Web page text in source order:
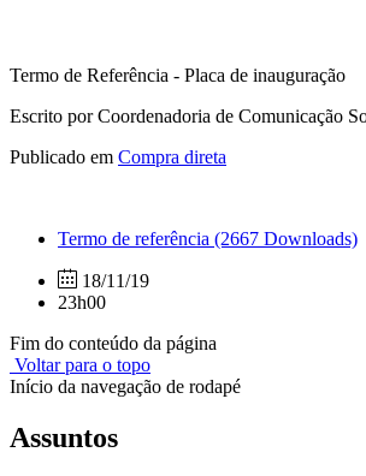
Termo de Referência - Placa de inauguração
Escrito por Coordenadoria de Comunicação
Publicado em Compra direta
Termo de referência (2667 Downloads)
18/11/19
23h00
Fim do conteúdo da página
Voltar para o topo
Início da navegação de rodapé
Assuntos